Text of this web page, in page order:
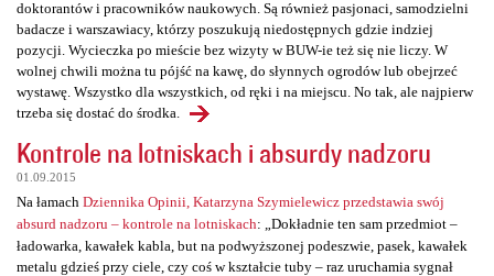
doktorantów i pracowników naukowych. Są również pasjonaci, samodzielni
badacze i warszawiacy, którzy poszukują niedostępnych gdzie indziej
pozycji. Wycieczka po mieście bez wizyty w BUW-ie też się nie liczy. W
wolnej chwili można tu pójść na kawę, do słynnych ogrodów lub obejrzeć
wystawę. Wszystko dla wszystkich, od ręki i na miejscu. No tak, ale najpierw
trzeba się dostać do środka.
Kontrole na lotniskach i absurdy nadzoru
01.09.2015
Na łamach Dziennika Opinii, Katarzyna Szymielewicz przedstawia swój
absurd nadzoru – kontrole na lotniskach: „Dokładnie ten sam przedmiot –
ładowarka, kawałek kabla, but na podwyższonej podeszwie, pasek, kawałek
metalu gdzieś przy ciele, czy coś w kształcie tuby – raz uruchamia sygnał